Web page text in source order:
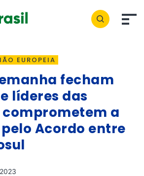
EUROPEIA
fecham
líderes das
comprometem a
Acordo entre